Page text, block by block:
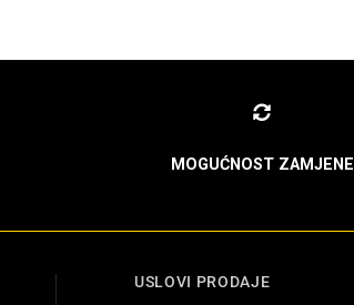
MOGUĆNOST ZAMJENE
USLOVI PRODAJE